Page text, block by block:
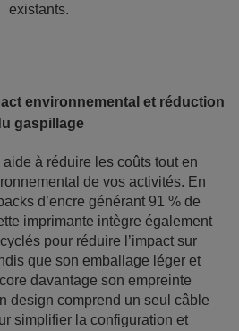
existants.
environnemental et réduction
gaspillage
aide à réduire les coûts tout en
de vos activités. En
d’encre générant 91 % de
imprimante intègre également
pour réduire l’impact sur
que son emballage léger et
davantage son empreinte
design comprend un seul câble
simplifier la configuration et